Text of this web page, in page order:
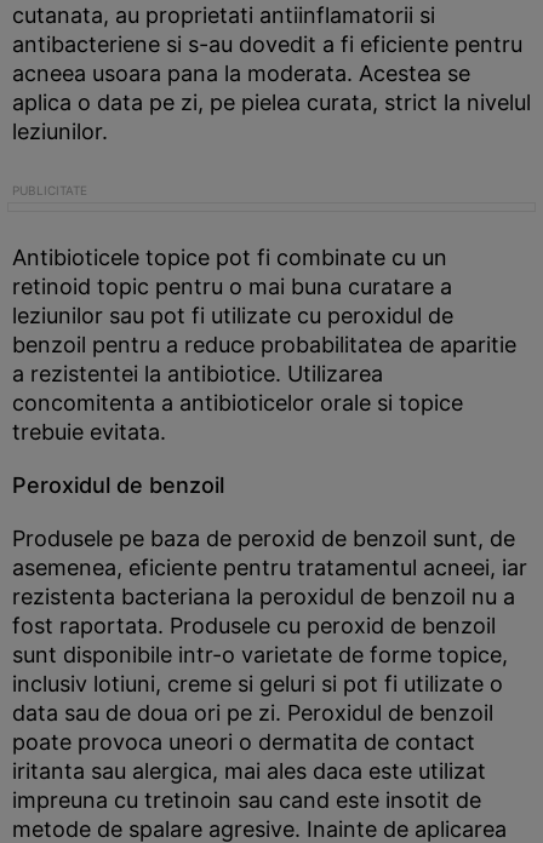
cutanata, au proprietati antiinflamatorii si
antibacteriene si s-au dovedit a fi eficiente pentru
acneea usoara pana la moderata. Acestea se
aplica o data pe zi, pe pielea curata, strict la nivelul
leziunilor.
Antibioticele topice pot fi combinate cu un
retinoid topic pentru o mai buna curatare a
leziunilor sau pot fi utilizate cu peroxidul de
benzoil pentru a reduce probabilitatea de aparitie
a rezistentei la antibiotice. Utilizarea
concomitenta a antibioticelor orale si topice
trebuie evitata.
Peroxidul de benzoil
Produsele pe baza de peroxid de benzoil sunt, de
asemenea, eficiente pentru tratamentul acneei, iar
rezistenta bacteriana la peroxidul de benzoil nu a
fost raportata. Produsele cu peroxid de benzoil
sunt disponibile intr-o varietate de forme topice,
inclusiv lotiuni, creme si geluri si pot fi utilizate o
data sau de doua ori pe zi. Peroxidul de benzoil
poate provoca uneori o dermatita de contact
iritanta sau alergica, mai ales daca este utilizat
impreuna cu tretinoin sau cand este insotit de
metode de spalare agresive. Inainte de aplicarea